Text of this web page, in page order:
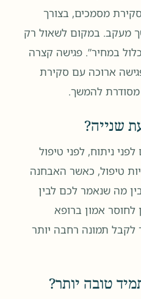
מסמכים, בצורך
מעקב. במקום לשאול רק
במחיר”. פגישה קצרה
ארוכה עם סקירת
להמשך.
שנייה?
ניתוח, לפני טיפול
טיפול, כאשר האבחנה
מה שנאמר לכם לבין
אמון ברופא
לקבל תמונה רחבה יותר
טובה יותר?